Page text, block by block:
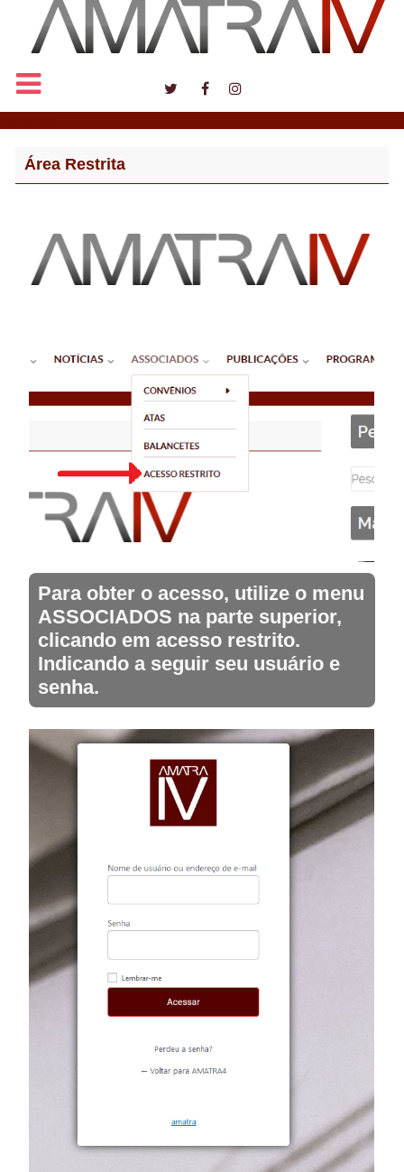
Área Restrita
Para obter o acesso, utilize o menu
ASSOCIADOS na parte superior,
clicando em acesso restrito.
Indicando a seguir seu usuário e
senha.